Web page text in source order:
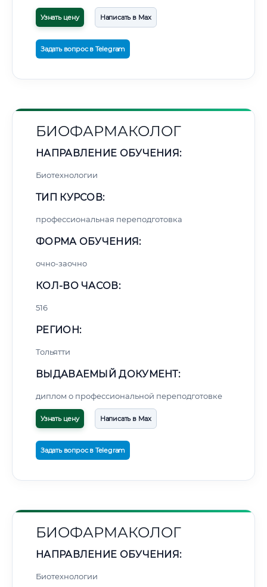
Узнать цену Написать в Max
Задать вопрос в Telegram
БИОФАРМАКОЛОГ
НАПРАВЛЕНИЕ ОБУЧЕНИЯ:
Биотехнологии
ТИП КУРСОВ:
профессиональная переподготовка
ФОРМА ОБУЧЕНИЯ:
очно-заочно
КОЛ-ВО ЧАСОВ:
516
РЕГИОН:
Тольятти
ВЫДАВАЕМЫЙ ДОКУМЕНТ:
диплом о профессиональной переподготовке
Узнать цену Написать в Max
Задать вопрос в Telegram
БИОФАРМАКОЛОГ
НАПРАВЛЕНИЕ ОБУЧЕНИЯ:
Биотехнологии